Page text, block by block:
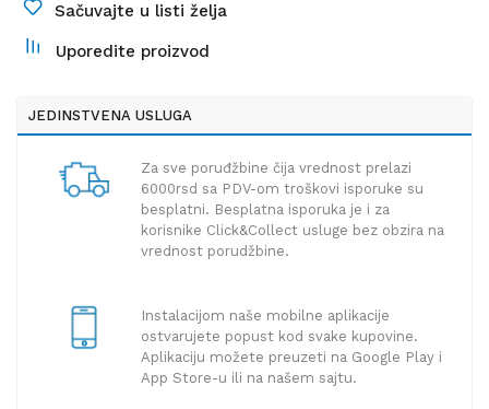
Sačuvajte u listi želja
Uporedite proizvod
JEDINSTVENA USLUGA
Za sve poruđžbine čija vrednost prelazi
6000rsd sa PDV-om troškovi isporuke su
besplatni. Besplatna isporuka je i za
korisnike Click&Collect usluge bez obzira na
vrednost porudžbine.
Instalacijom naše mobilne aplikacije
ostvarujete popust kod svake kupovine.
Aplikaciju možete preuzeti na Google Play i
App Store-u ili na našem sajtu.